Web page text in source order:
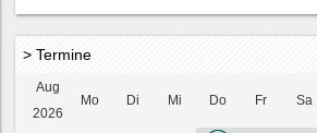
> Termine
Aug
2026
Mo Di Mi Do Fr Sa